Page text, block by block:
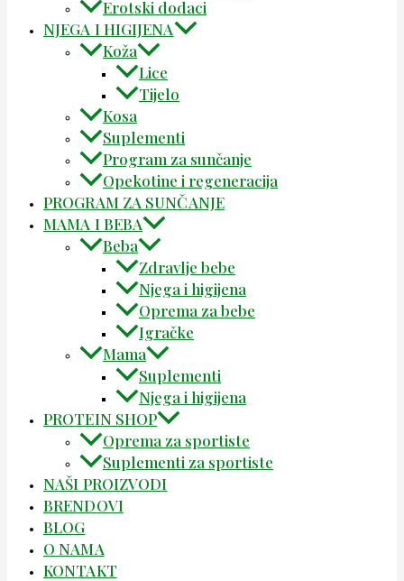
Erotski dodaci
NJEGA I HIGIJENA
Koža
Lice
Tijelo
Kosa
Suplementi
Program za sunčanje
Opekotine i regeneracija
PROGRAM ZA SUNČANJE
MAMA I BEBA
Beba
Zdravlje bebe
Njega i higijena
Oprema za bebe
Igračke
Mama
Suplementi
Njega i higijena
PROTEIN SHOP
Oprema za sportiste
Suplementi za sportiste
NAŠI PROIZVODI
BRENDOVI
BLOG
O NAMA
KONTAKT